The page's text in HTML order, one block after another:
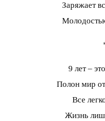
Заряжает
9 лет –
Полон мир
Все
Жизнь